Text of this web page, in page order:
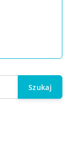
Szukaj